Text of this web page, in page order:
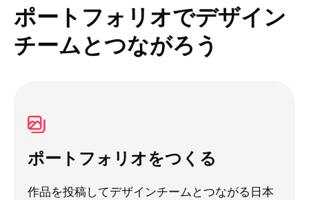
ポートフォリオでデザイン
チームとつながろう
ポートフォリオをつくる
作品を投稿してデザインチームとつながる日本